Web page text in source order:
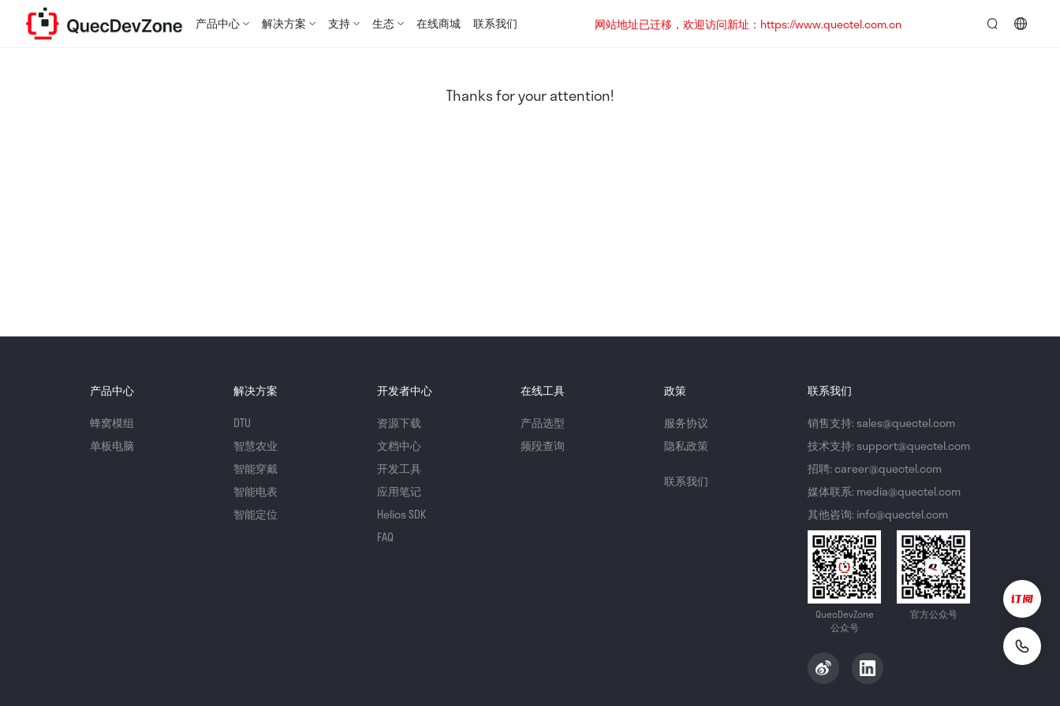
产品中心 解决方案 支持 生态 在线商城 联系我们
网站地址已迁移，欢迎访问新址：https://www.quectel.com.cn
Thanks for your attention!
产品中心
蜂窝模组
单板电脑
解决方案
DTU
智慧农业
智能穿戴
智能电表
智能定位
开发者中心
资源下载
文档中心
开发工具
应用笔记
Helios SDK
FAQ
在线工具
产品选型
频段查询
政策
服务协议
隐私政策
联系我们
联系我们
销售支持: sales@quectel.com
技术支持: support@quectel.com
招聘: career@quectel.com
媒体联系: media@quectel.com
其他咨询: info@quectel.com
QuecDevZone
公众号
官方公众号